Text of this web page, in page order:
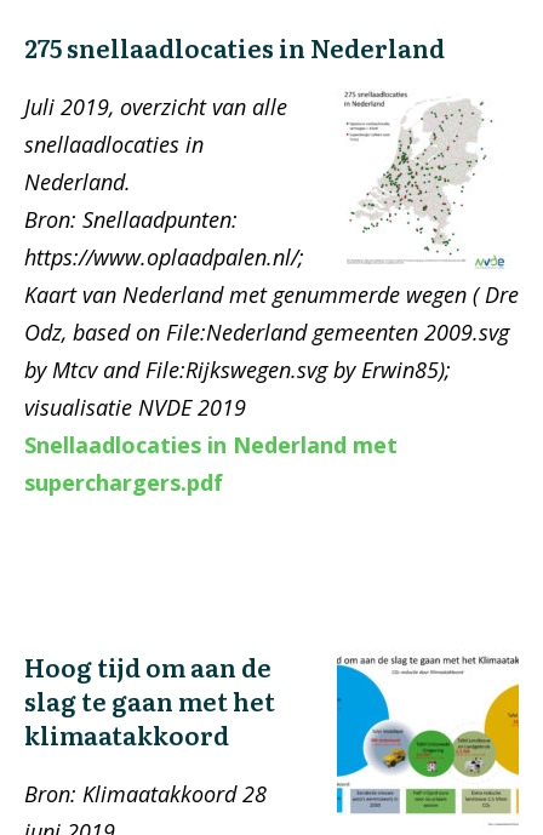
275 snellaadlocaties in Nederland
Juli 2019, overzicht van alle
snellaadlocaties in
Nederland.
Bron: Snellaadpunten:
https://www.oplaadpalen.nl/;
Kaart van Nederland met genummerde wegen ( Dre
Odz, based on File:Nederland gemeenten 2009.svg
by Mtcv and File:Rijkswegen.svg by Erwin85);
visualisatie NVDE 2019
Snellaadlocaties in Nederland met
superchargers.pdf
Hoog tijd om aan de
slag te gaan met het
klimaatakkoord
Bron: Klimaatakkoord 28